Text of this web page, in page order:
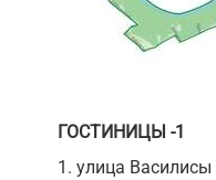
ГОСТИНИЦЫ -1
1. улица